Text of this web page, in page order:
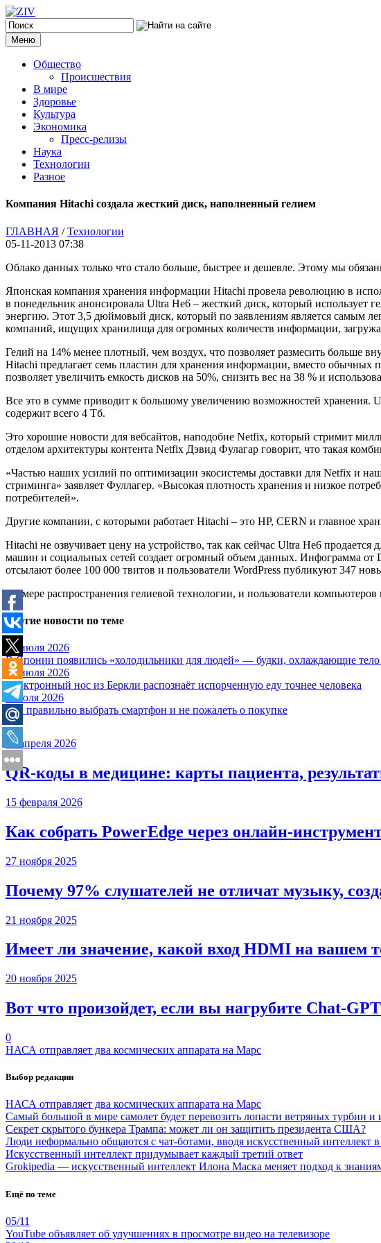
Меню
Общество
Происшествия
В мире
Здоровье
Культура
Экономика
Пресс-релизы
Наука
Технологии
Разное
Компания Hitachi создала жесткий диск, наполненный гелием
ГЛАВНАЯ /Технологии
05-11-2013 07:38
Облако данных только что стало больше, быстрее и дешевле. Этому мы
Японская компания хранения информации Hitachi провела революцию в
в понедельник анонсировала Ultra He6 – жесткий диск, который использует
энергию. Этот 3,5 дюймовый диск, который по заявлениям является самым
компаний, ищущих хранилища для огромных количеств информации,
Гелий на 14% менее плотный, чем воздух, что позволяет размесить больше
Hitachi предлагает семь пластин для хранения информации, вместо
позволяет увеличить емкость дисков на 50%, снизить вес на 38 % и
Все это в сумме приводит к большому увеличению возможностей хранения.
содержит всего 4 Тб.
Это хорошие новости для вебсайтов, наподобие Netfix, который стримит
отделом архитектуры контента Netfix Дэвид Фулагар говорит, что такая
«Частью наших усилий по оптимизации экосистемы доставки для Netfix и
стриминга» заявляет Фуллагер. «Высокая плотность хранения и низкое
потребителей».
Другие компании, с которыми работает Hitachi – это HP, CERN и главное
Hitachi не озвучивает цену на устройство, так как сейчас Ultra He6
машин и социальных сетей создает огромный объем данных. Инфограмма от
отсылают более 100 000 твитов и пользователи WordPress публикуют 347
По мере распространения гелиевой технологии, и пользователи
Другие новости по теме
28 июля 2026
В Японии появились «холодильники для людей» — будки, охлаждающие тело
17 июля 2026
Электронный нос из Беркли распознаёт испорченную еду точнее человека
6 июля 2026
Как правильно выбрать смартфон и не пожалеть о покупке
20 апреля 2026
QR-коды в медицине: карты пациента,
15 февраля 2026
Как собрать PowerEdge через онлайн-
27 ноября 2025
Почему 97% слушателей не отличат музыку,
21 ноября 2025
Имеет ли значение, какой вход HDMI на вашем
20 ноября 2025
Вот что произойдет, если вы нагрубите Chаt-GPT
0
НАСА отправляет два космических аппарата на Марс
Выбор редакции
НАСА отправляет два космических аппарата на Марс
Самый большой в мире самолет будет перевозить лопасти ветряных турбин и
Секрет скрытого бункера Трампа: может ли он защитить президента США?
Люди неформально общаются с чат-ботами, вводя искусственный интеллект
Искусственный интеллект придумывает каждый третий ответ
Grokipedia — искусственный интеллект Илона Маска меняет подход к
Ещё по теме
05/11
YouTube объявляет об улучшениях в просмотре видео на телевизоре